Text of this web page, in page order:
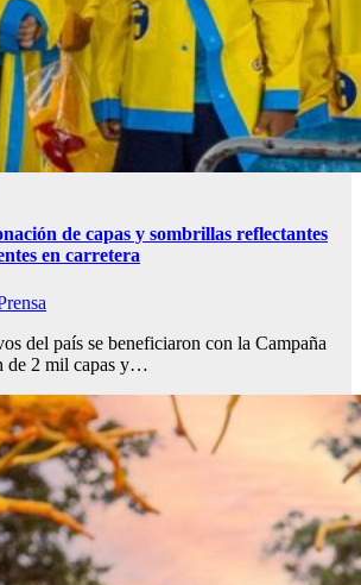
de capas y sombrillas reflectantes
en carretera
del país se beneficiaron con la Campaña
de 2 mil capas y…